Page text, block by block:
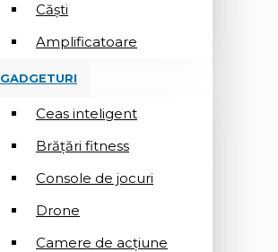
Căşti
Amplificatoare
GADGETURI
Ceas inteligent
Brățări fitness
Console de jocuri
Drone
Camere de acțiune